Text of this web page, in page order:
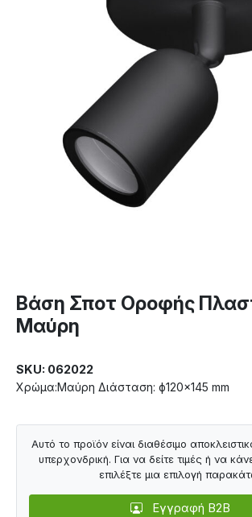
Βάση Σποτ Οροφής
Μαύρη
SKU: 062022
Χρώμα:Μαύρη Διάσταση: ф120×145 mm
Αυτό το προϊόν είναι διαθέσιμο
υπερχονδρική. Για να δείτε τιμές ή να
επιλέξτε μια επιλογή
Εγγραφή B2B